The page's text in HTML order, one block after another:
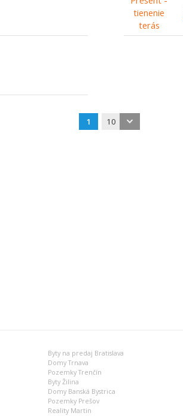
1 10
Byty na predaj Bratislava
Domy Trnava
Pozemky Trenčín
Byty Žilina
Domy Banská Bystrica
Pozemky Prešov
Reality Martin